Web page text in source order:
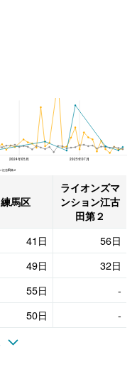
2024年05月 2025年07月
古田第２
練馬区
ライオンズマ
ンション江古
田第２
41日
56日
49日
32日
55日
-
50日
-